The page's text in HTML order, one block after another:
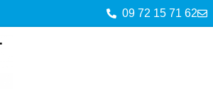
09 72 15 71 62